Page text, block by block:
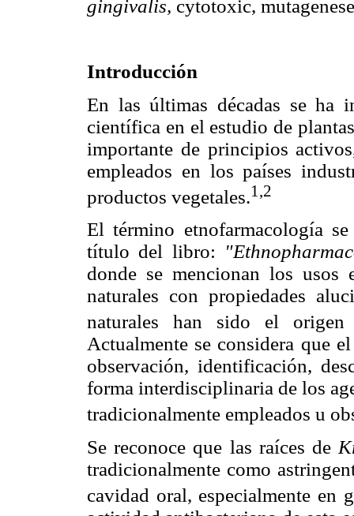
gingivalis, cytotoxic,
Introducción
En las últimas décadas se ha
científica en el estudio de
importante de principios
empleados en los países
productos vegetales.1,2
El término etnofarmacología
título del libro:
donde se mencionan los usos
naturales con propiedades
naturales han sido el origen
Actualmente se considera que
observación, identificación,
forma interdisciplinaria de los
tradicionalmente empleados u
Se reconoce que las raíces de
tradicionalmente como
cavidad oral, especialmente